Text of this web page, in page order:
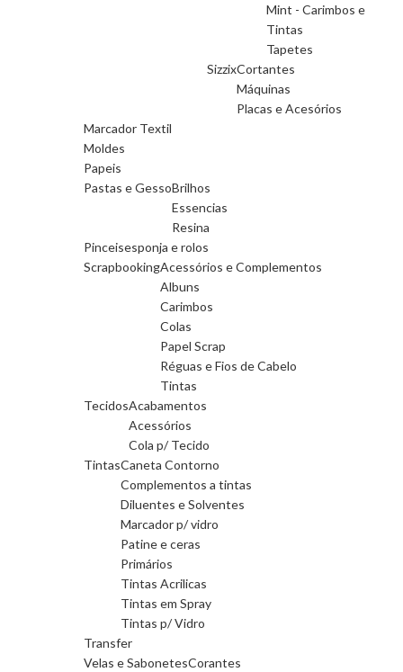
Mint - Carimbos e
Tintas
Tapetes
SizzixCortantes
Máquinas
Placas e Acesórios
Marcador Textil
Moldes
Papeis
Pastas e GessoBrilhos
Essencias
Resina
Pinceisesponja e rolos
ScrapbookingAcessórios e Complementos
Albuns
Carimbos
Colas
Papel Scrap
Réguas e Fios de Cabelo
Tintas
TecidosAcabamentos
Acessórios
Cola p/ Tecido
TintasCaneta Contorno
Complementos a tintas
Diluentes e Solventes
Marcador p/ vidro
Patine e ceras
Primários
Tintas Acrilicas
Tintas em Spray
Tintas p/ Vidro
Transfer
Velas e SabonetesCorantes